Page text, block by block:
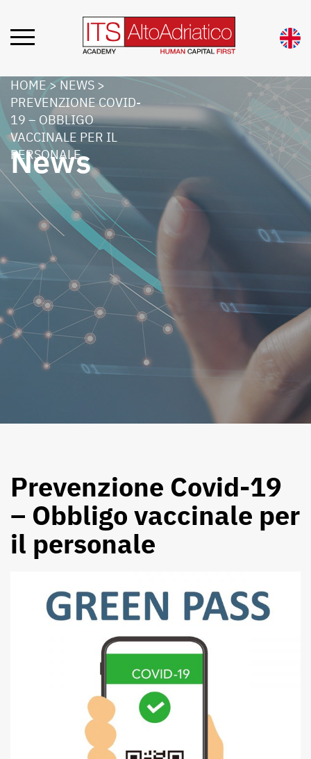
HOME>NEWS >
PREVENZIONE COVID-
19 – OBBLIGO
VACCINALE PER IL
PERSONALE
News
Prevenzione Covid-19
– Obbligo vaccinale per
il personale